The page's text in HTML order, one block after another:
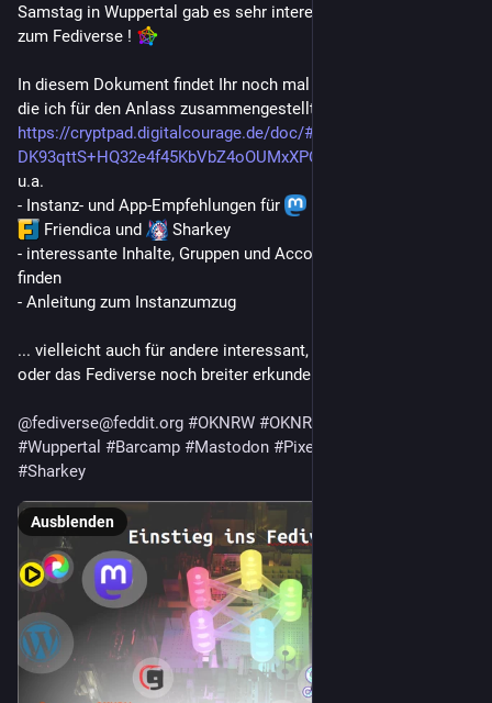
Samstag in Wuppertal gab es sehr interessanten Austausch
zum Fediverse ! ​
In diesem Dokument findet Ihr noch mal die Links versammelt,
die ich für den Anlass zusammengestellt hatte:
https://cryptpad.digitalcourage.de/doc/#/2/doc/view/KUYk3Of
DK93qttS+HQ32e4f45KbVbZ4oOUMxXPO9EDo/
u.a.
- Instanz- und App-Empfehlungen für
​ Friendica und ​
Sharkey
- interessante Inhalte, Gruppen und Accounts im Fediverse
finden
- Anleitung zum Instanzumzug
... vielleicht auch für andere interessant, die
oder das Fediverse noch breiter erkunden möchten...
@fediverse@feddit.org #OKNRW #OKNRW25
#Wuppertal #Barcamp #Mastodon #Pixelfed
#Sharkey
Ausblenden